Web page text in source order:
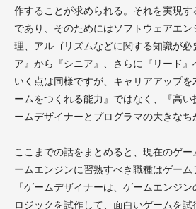
作することが求められる。それを実現す
であり、そのためにはソフトウェアエ
理、アルゴリズムなどに関する知識が
ア』から『シニア』、さらに『リード
いく点は同様ですが、キャリアアップ
ームをつくれる能力』ではなく、『高
ームデザイナーとプログラマの大きなち
ここまでの話をまとめると、現在のゲ
ームエンジンに習熟すべき職種はゲーム
「ゲームデザイナーは、ゲームエンジン
ロジックを試作して、面白いゲームを